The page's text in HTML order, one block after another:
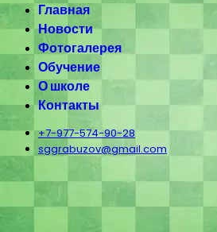
Главная
Новости
Фотогалерея
Обучение
О школе
Контакты
+7-977-574-90-28
sggrabuzov@gmail.com